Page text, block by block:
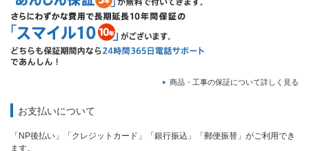
商品・工事の保証について詳しく見る
お支払いについて
「NP後払い」「クレジットカード」「銀行振込」「郵便振替」がご利用でき
ます。